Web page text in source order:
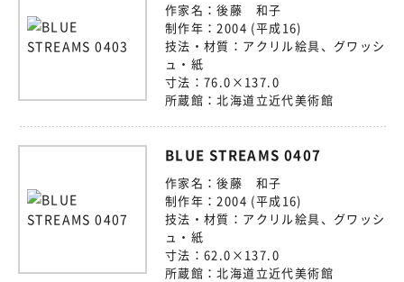
作家名：後藤 和子
制作年：2004 (平成16)
技法・材質： アクリル絵具、グワッシ
ュ・紙
寸法： 76.0×137.0
所蔵館：北海道立近代美術館
BLUE STREAMS 0407
作家名：後藤 和子
制作年：2004 (平成16)
技法・材質： アクリル絵具、グワッシ
ュ・紙
寸法： 62.0×137.0
所蔵館：北海道立近代美術館